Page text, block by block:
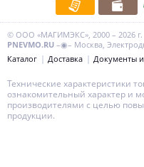
© ООО «МАГИМЭКС», 2000 – 2026 г.
PNEVMO.RU –◉– Москва,
Каталог
Доставка Документы
Технические характеристики
ознакомительный характер и
производителями с целью
продукции.